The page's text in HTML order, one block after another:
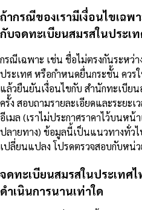
ถ้ากรณีของเรามีเงื่อนไขเฉพ
กับจดทะเบียนสมรสในประเ
กรณีเฉพาะ เช่น ชื่อไม่ตรงกันระหว่า
ประเทศ หรือกำหนดยื่นกระชั้น ควร
แล้วยืนยันเงื่อนไขกับ สำนักทะเบียน
ครั้ง สอบถามรายละเอียดและระยะ
อีเมล (เราไม่ประกาศราคาไว้บนหน้
ปลายทาง) ข้อมูลนี้เป็นแนวทางทั่วไ
เปลี่ยนแปลง โปรดตรวจสอบกับหน่
จดทะเบียนสมรสในประเทศไ
ดำเนินการนานเท่าใด